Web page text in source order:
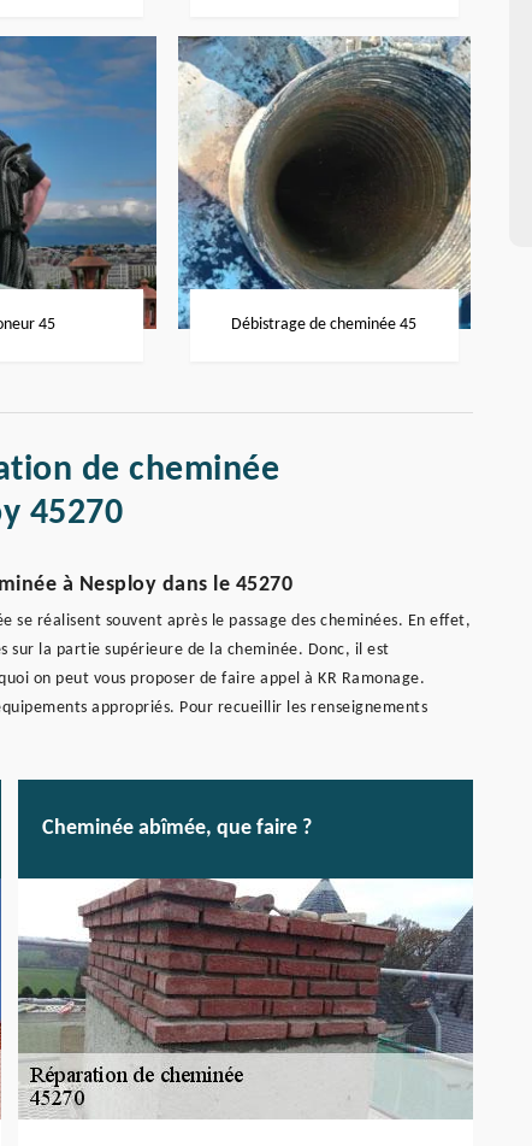
45 Débistrage de cheminée 45
de cheminée
45270
à Nesploy dans le 45270
réalisent souvent après le passage des cheminées. En effet,
sur la partie supérieure de la cheminée. Donc, il est
on peut vous proposer de faire appel à KR Ramonage.
appropriés. Pour recueillir les renseignements
Cheminée abîmée, que faire ?